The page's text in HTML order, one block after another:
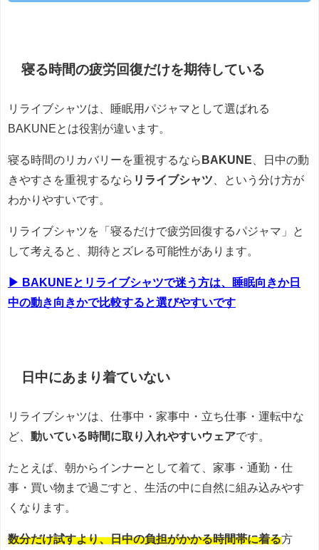
寝る時間の疲労回復だけを期待している
リライブシャツは、睡眠用パジャマとして選ばれる
BAKUNEとは役割が違います。
寝る時間のリカバリーを重視するなら BAKUNE 、日中の動
きやすさを重視するなら リライブシャツ 、という分け方が
わかりやすいです。
リライブシャツを「寝るだけで疲労回復するパジャマ」と
して考えると、期待とズレる可能性があります。
▶ BAKUNEとリライブシャツで迷う方は、睡眠向きか日
中の動き向きかで比較すると選びやすいです
日中にあまり着ていない
リライブシャツは、仕事中・家事中・立ち仕事・運転中な
ど、 動いている時間に取り入れやすいウェアです。
たとえば、朝からインナーとして着て、家事・通勤・仕
事・買い物まで過ごすと、生活の中に自然に組み込みやす
くなります。
数分だけ試すより、日中の負担がかかる時間帯に着る方